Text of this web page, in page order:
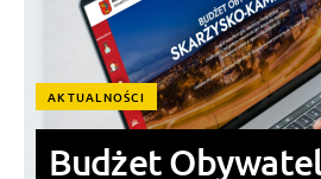
AKTUALNOŚCI
Budżet